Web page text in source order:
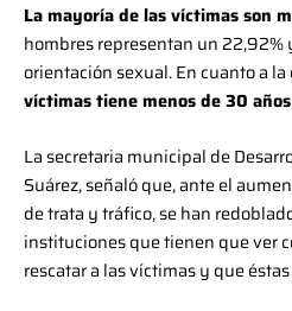
La mayoría de las víctimas son
hombres representan un 22,92%
orientación sexual. En cuanto a la
víctimas tiene menos de 30 años
La secretaria municipal de
Suárez, señaló que, ante el
de trata y tráfico, se han
instituciones que tienen que ver
rescatar a las víctimas y que